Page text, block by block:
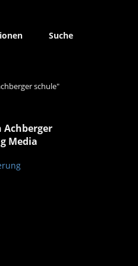
Suche
schule"
Achberger
Media